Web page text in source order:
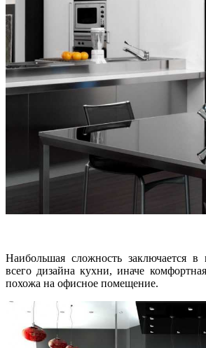
Наибольшая сложность заключается в
всего дизайна кухни, иначе
похожа на офисное помещение.